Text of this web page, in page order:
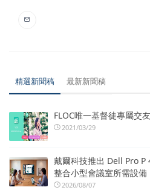
精選新聞稿 最新新聞稿
FLOC唯一基督徒專屬交
2021/03/29
戴爾科技推出 Dell Pro
整合小型會議室所需設備
2026/08/07